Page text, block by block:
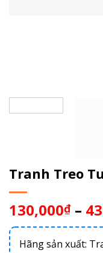
Tranh Treo
130,000₫ –
Hãng sản xuất: